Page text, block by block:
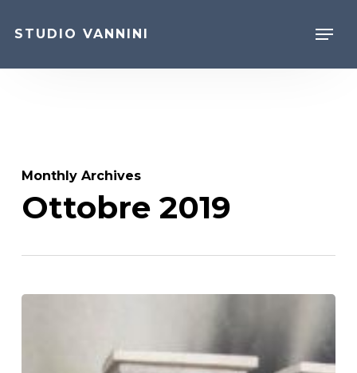
main
contentSTUDIO VANNINI Menu
Monthly Archives
Ottobre 2019